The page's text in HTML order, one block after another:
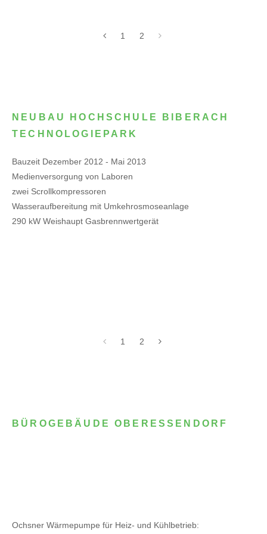
1 2
NEUBAU HOCHSCHULE BIBERACH
TECHNOLOGIEPARK
Bauzeit Dezember 2012 - Mai 2013
Medienversorgung von Laboren
zwei Scrollkompressoren
Wasseraufbereitung mit Umkehrosmoseanlage
290 kW Weishaupt Gasbrennwertgerät
1 2
BÜROGEBÄUDE OBERESSENDORF
Ochsner Wärmepumpe für Heiz- und Kühlbetrieb: